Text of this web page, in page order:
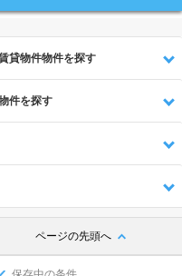
貸物件物件を探す
件を探す
ページの先頭へ